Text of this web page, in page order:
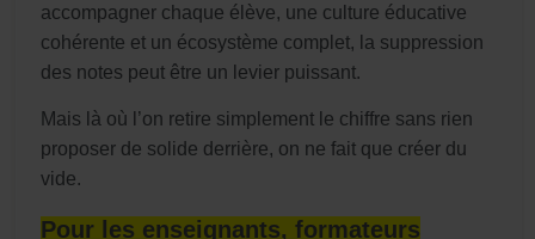
accompagner chaque élève, une culture éducative
cohérente et un écosystème complet, la suppression
des notes peut être un levier puissant.
Mais là où l’on retire simplement le chiffre sans rien
proposer de solide derrière, on ne fait que créer du
vide.
Pour les enseignants, formateurs